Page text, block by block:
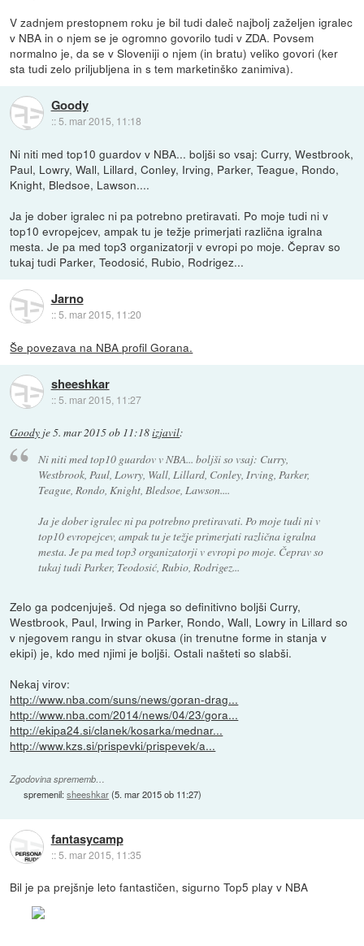
V zadnjem prestopnem roku je bil tudi daleč najbolj zaželjen igralec
v NBA in o njem se je ogromno govorilo tudi v ZDA. Povsem
normalno je, da se v Sloveniji o njem (in bratu) veliko govori (ker
sta tudi zelo priljubljena in s tem marketinško zanimiva).
Goody
:: 5. mar 2015, 11:18
Ni niti med top10 guardov v NBA... boljši so vsaj: Curry, Westbrook,
Paul, Lowry, Wall, Lillard, Conley, Irving, Parker, Teague, Rondo,
Knight, Bledsoe, Lawson....
Ja je dober igralec ni pa potrebno pretiravati. Po moje tudi ni v
top10 evropejcev, ampak tu je težje primerjati različna igralna
mesta. Je pa med top3 organizatorji v evropi po moje. Čeprav so
tukaj tudi Parker, Teodosić, Rubio, Rodrigez...
Jarno
::5. mar 2015, 11:20
Še povezava na NBA profil Gorana.
sheeshkar
:: 5. mar 2015, 11:27
Goody je5. mar 2015 ob 11:18izjavil:
Ni niti med top10 guardov v NBA... boljši so vsaj: Curry,
Westbrook, Paul, Lowry, Wall, Lillard, Conley, Irving, Parker,
Teague, Rondo, Knight, Bledsoe, Lawson....
Ja je dober igralec ni pa potrebno pretiravati. Po moje tudi ni v
top10 evropejcev, ampak tu je težje primerjati različna igralna
mesta. Je pa med top3 organizatorji v evropi po moje. Čeprav so
tukaj tudi Parker, Teodosić, Rubio, Rodrigez...
Zelo ga podcenjuješ. Od njega so definitivno boljši Curry,
Westbrook, Paul, Irwing in Parker, Rondo, Wall, Lowry in Lillard so
v njegovem rangu in stvar okusa (in trenutne forme in stanja v
ekipi) je, kdo med njimi je boljši. Ostali našteti so slabši.
Nekaj virov:
http://www.nba.com/suns/news/goran-drag...
http://www.nba.com/2014/news/04/23/gora...
http://ekipa24.si/clanek/kosarka/mednar...
http://www.kzs.si/prispevki/prispevek/a...
Zgodovina sprememb…
spremenil:sheeshkar(5. mar 2015 ob 11:27)
fantasycamp
::5. mar 2015, 11:35
Bil je pa prejšnje leto fantastičen, sigurno Top5 play v NBA